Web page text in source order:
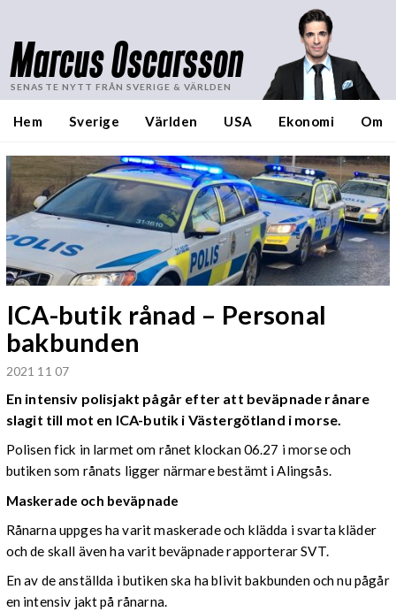
Marcus Oscarsson
SENASTE NYTT FRÅN SVERIGE & VÄRLDEN
Hem Sverige Världen USA Ekonomi Om
ICA-butik rånad – Personal
bakbunden
2021 11 07
En intensiv polisjakt pågår efter att beväpnade rånare
slagit till mot en ICA-butik i Västergötland i morse.
Polisen fick in larmet om rånet klockan 06.27 i morse och
butiken som rånats ligger närmare bestämt i Alingsås.
Maskerade och beväpnade
Rånarna uppges ha varit maskerade och klädda i svarta kläder
och de skall även ha varit beväpnade rapporterar SVT.
En av de anställda i butiken ska ha blivit bakbunden och nu pågår
en intensiv jakt på rånarna.